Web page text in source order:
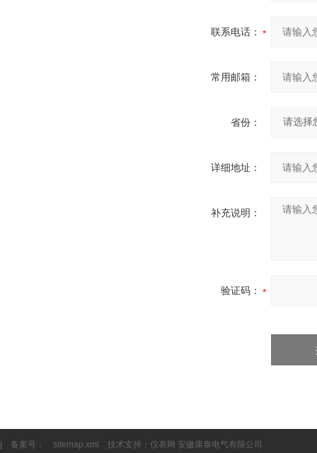
联系电话：
常用邮箱：
省份：
详细地址：
补充说明：
验证码：
| 备案号： sitemap.xml 技术支持： 仪表网 安徽康泰电气有限公司